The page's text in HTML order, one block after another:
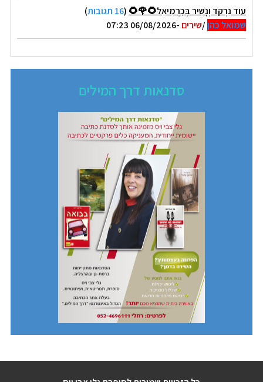
עוֹד נִרְקֹד וְנָשִׁיר בְּכַרְמִיאֵל🌻🌹🌻 (16 תגובות
)
שמואל כהן/שירים -06/08/2026 07:23
סדנאות דרך המילים